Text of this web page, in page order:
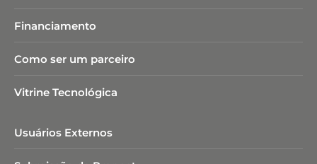
Financiamento
Como ser um parceiro
Vitrine Tecnológica
Usuários Externos